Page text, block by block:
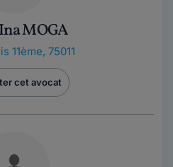
MOGA
11ème, 75011
cet avocat